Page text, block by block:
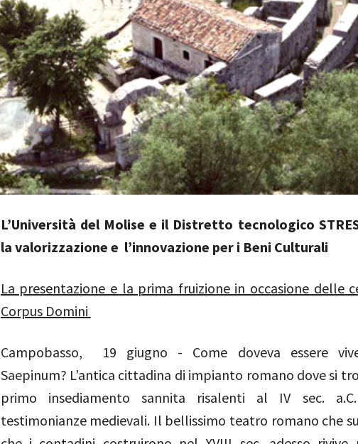
L’Università del Molise e il Distretto tecnologico
la valorizzazione e l’innovazione per i Beni Culturali
La presentazione e la prima fruizione in occasione delle
Corpus Domini
Campobasso, 19 giugno - Come doveva essere
Saepinum? L’antica cittadina di impianto romano dove si
primo insediamento sannita risalenti al IV sec.
testimonianze medievali. Il bellissimo teatro romano che